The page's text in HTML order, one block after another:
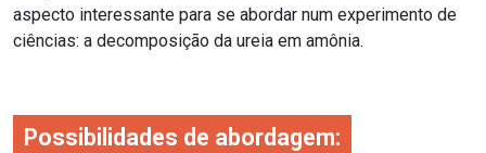
aspecto interessante para se abordar num experimento de
ciências: a decomposição da ureia em amônia.
Possibilidades de abordagem: